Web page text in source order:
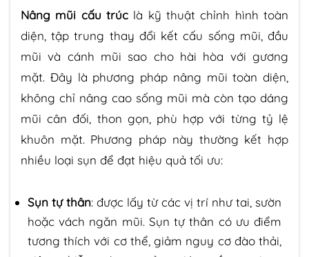
Nâng mũi cấu trúc là kỹ thuật chỉnh hình toàn
diện, tập trung thay đổi kết cấu sống mũi, đầu
mũi và cánh mũi sao cho hài hòa với gương
mặt. Đây là phương pháp nâng mũi toàn diện,
không chỉ nâng cao sống mũi mà còn tạo dáng
mũi cân đối, thon gọn, phù hợp với từng tỷ lệ
khuôn mặt. Phương pháp này thường kết hợp
nhiều loại sụn để đạt hiệu quả tối ưu:
Sụn tự thân: được lấy từ các vị trí như tai, sườn
hoặc vách ngăn mũi. Sụn tự thân có ưu điểm
tương thích với cơ thể, giảm nguy cơ đào thải,